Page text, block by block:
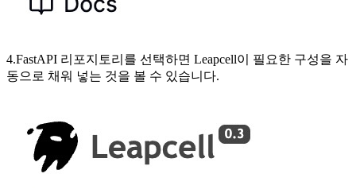
4.FastAPI 리포지토리를 선택하면 Leapcell이 필요한 구성을 자
동으로 채워 넣는 것을 볼 수 있습니다.